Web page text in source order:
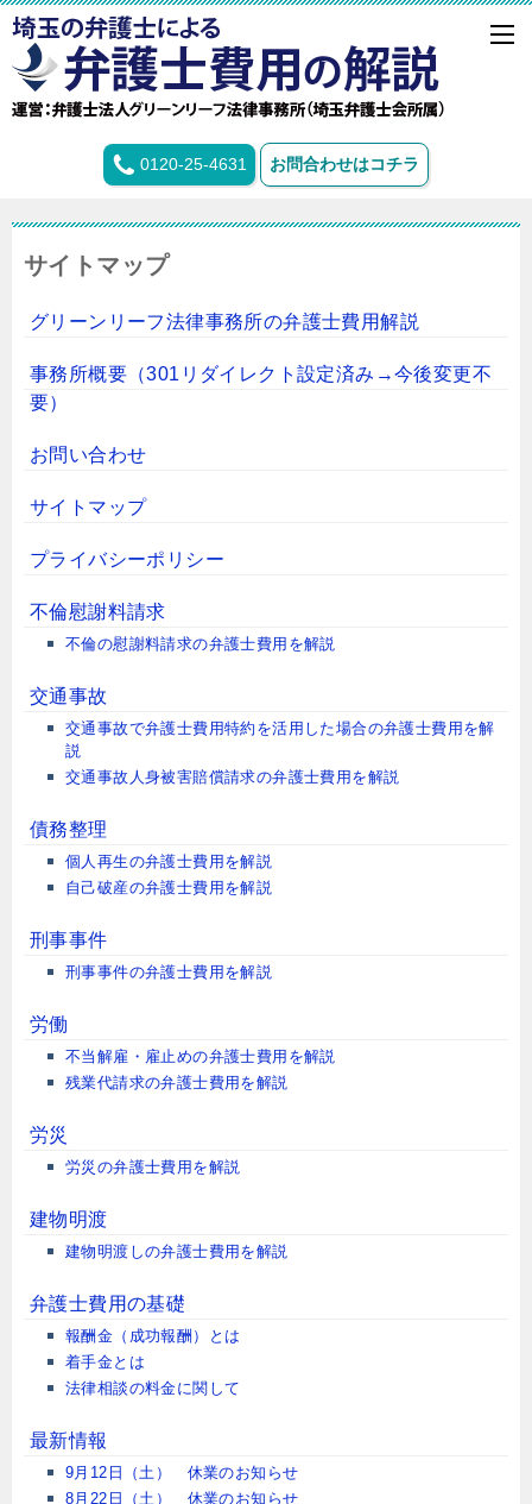
0120-25-4631 お問合わせはコチラ
サイトマップ
グリーンリーフ法律事務所の弁護士費用解説
事務所概要（301リダイレクト設定済み→今後変更不
要）
お問い合わせ
サイトマップ
プライバシーポリシー
不倫慰謝料請求
不倫の慰謝料請求の弁護士費用を解説
交通事故
交通事故で弁護士費用特約を活用した場合の弁護士費用を解
説
交通事故人身被害賠償請求の弁護士費用を解説
債務整理
個人再生の弁護士費用を解説
自己破産の弁護士費用を解説
刑事事件
刑事事件の弁護士費用を解説
労働
不当解雇・雇止めの弁護士費用を解説
残業代請求の弁護士費用を解説
労災
労災の弁護士費用を解説
建物明渡
建物明渡しの弁護士費用を解説
弁護士費用の基礎
報酬金（成功報酬）とは
着手金とは
法律相談の料金に関して
最新情報
9月12日（土） 休業のお知らせ
8月22日（土） 休業のお知らせ